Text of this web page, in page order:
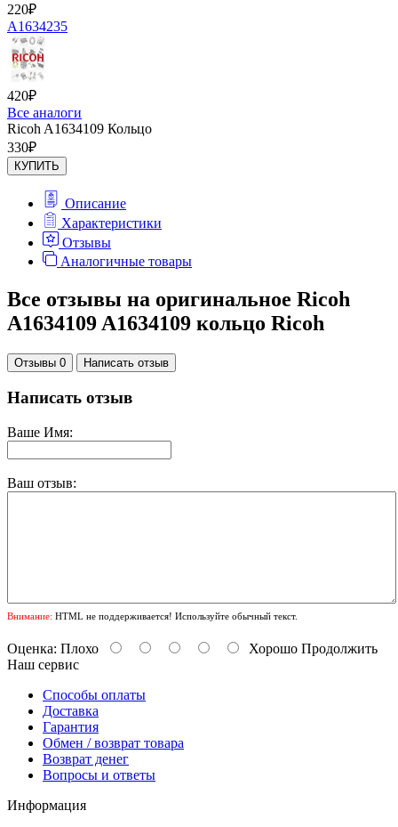
220₽
A1634235
420₽
Все аналоги
Ricoh A1634109 Кольцо
330₽
КУПИТЬ
Описание
Характеристики
Отзывы
Аналогичные товары
Все отзывы на оригинальное Ricoh
A1634109 A1634109 кольцо Ricoh
Отзывы 0 Написать отзыв
Написать отзыв
Ваше Имя:
Ваш отзыв:
Внимание: HTML не поддерживается! Используйте обычный текст.
Оценка: Плохо Хорошо Продолжить
Наш сервис
Способы оплаты
Доставка
Гарантия
Обмен / возврат товара
Возврат денег
Вопросы и ответы
Информация